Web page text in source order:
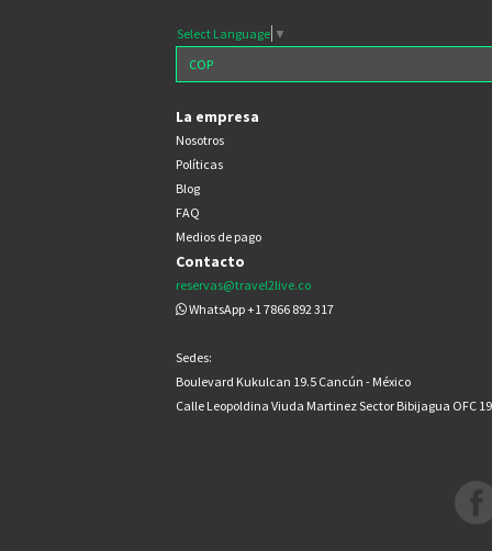
Select Language ▼
La empresa
Nosotros
Políticas
Blog
FAQ
Medios de pago
Contacto
reservas@travel2live.co
WhatsApp +1 7866 892 317
Sedes:
Boulevard Kukulcan 19.5 Cancún - México
Calle Leopoldina Viuda Martinez Sector Bibijagua OFC